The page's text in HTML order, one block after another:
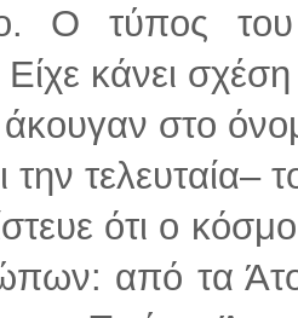
Ο τύπος του
Είχε κάνει
στο
την τελευταία–
ότι ο
από τα